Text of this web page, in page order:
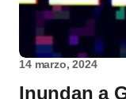
14 marzo, 2024
Inundan a